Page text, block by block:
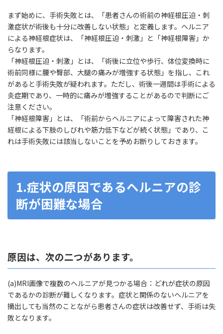
まず始めに、手術失敗とは、「患者さんの術前の神経根圧迫・刺
激症状が術後も十分に改善しない状態」と定義します。ヘルニア
による神経根症状は、「神経根圧迫・刺激」と「神経根障害」か
らなります。
「神経根圧迫・刺激」とは、「術後に立位や歩行、体位変換時に
術前同様に腰や臀部、大腿の痛みが増強する状態」を指し、これ
があると手術失敗が疑われます。ただし、術後一週間は手術による
炎症期であり、一時的に痛みが増強することがあるので判断にご
注意ください。
「神経根障害」とは、「術前からヘルニアによって障害された神
経根による下肢のしびれや筋力低下などが続く状態」であり、こ
れは手術失敗には該当しないことを予めお断りしておきます。
1.症状の原因であるヘルニアの診
断が困難な場合
原因は、 次の二つがあります。
(a)MRI画像で複数のヘルニアが見つかる場合：どれが症状の原因
であるかの診断が難しくなります。症状と関係のないヘルニアを
摘出しても当然のことながら患者さんの症状は改善せず、手術は失
敗となります。